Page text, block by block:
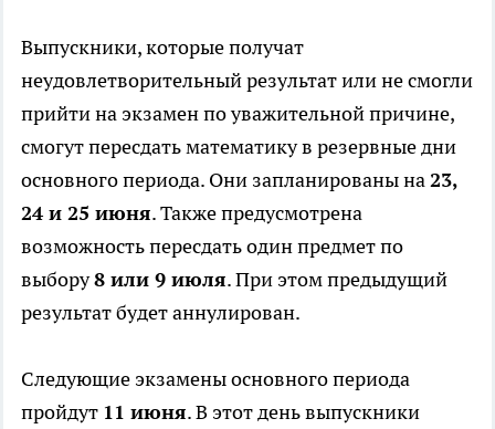
Выпускники, которые получат
неудовлетворительный результат или не смогли
прийти на экзамен по уважительной причине,
смогут пересдать математику в резервные дни
основного периода. Они запланированы на23,
24 и 25 июня. Также предусмотрена
возможность пересдать один предмет по
выбору8 или 9 июля. При этом предыдущий
результат будет аннулирован.
Следующие экзамены основного периода
пройдут 11 июня. В этот день выпускники